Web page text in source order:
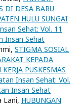
DI DESA BARU
HULU SUNGAI
Sehat: Vol. 11
Insan Sehat
STIGMA SOSIAL
KEPADA
PUSKESMAS
Insan Sehat: Vol.
Insan Sehat
Lani, HUBUNGAN